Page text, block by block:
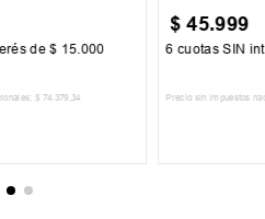
de$ 15 000
$ 74.379 ,34
$ 45.999
6 cuotas SIN
Precio sin impuestos